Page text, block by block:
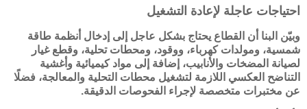
احتياجات عاجلة لإعادة التشغيل
وبيّن البنا أن القطاع يحتاج بشكل عاجل إلى إدخال أنظمة طاقة
شمسية، ومولدات كهرباء، ووقود، ومحطات تحلية، وقطع غيار
لصيانة المضخات والأنابيب، إضافة إلى مواد كيميائية وأغشية
التناضح العكسي اللازمة لتشغيل محطات التحلية والمعالجة، فضلًا
عن مختبرات متخصصة لإجراء الفحوصات الدقيقة.